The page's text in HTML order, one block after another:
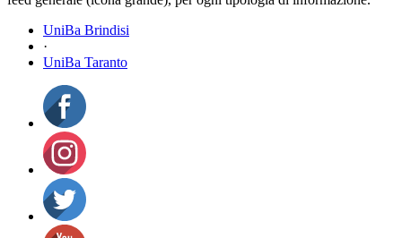
UniBa Brindisi
·
UniBa Taranto